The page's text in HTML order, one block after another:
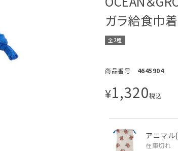
ガラ給食巾着
全2種
商品番号 4645904
¥1,320税込
アニマル
在庫切れ